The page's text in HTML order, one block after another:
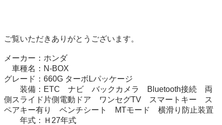
ご覧いただきありがとうございます。
メーカー：ホンダ
車種名：N-BOX
グレード：660G ターボLパッケージ
装備：ETC　ナビ　バックカメラ　Bluetooth接続　両
側スライド片側電動ドア　ワンセグTV　スマートキー　ス
ペアキー有り　ベンチシート　MTモード　横滑り防止装置
年式：Ｈ27年式